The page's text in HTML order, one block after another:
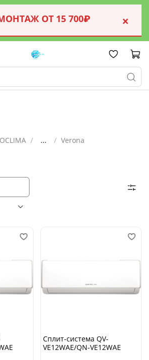
ОТ 15 700₽ ×
... Verona
Сплит-система QV-
VE12WAE/QN-VE12WAE